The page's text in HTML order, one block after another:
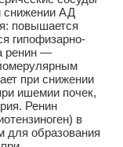
снижении АД
повышается
гипофизарно-
ренин —
при снижении
ишемии почек,
Ренин
в
для образования